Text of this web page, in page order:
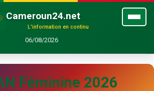
Cameroun24.net
L'information en continu
06/08/2026
Féminine 2026